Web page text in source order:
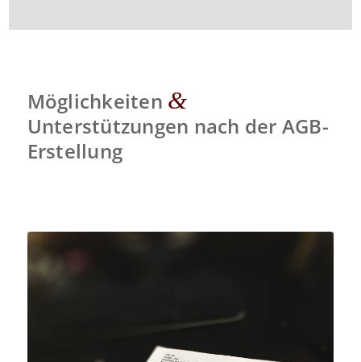
Möglichkeiten &
Unterstützungen nach der AGB-
Erstellung